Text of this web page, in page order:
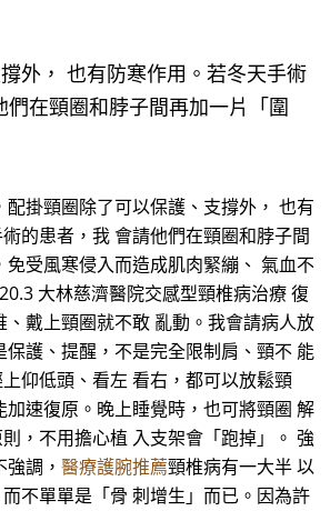
外， 也有防寒作用。若冬天手術
們在頸圈和脖子間再加一片「圍
配掛頸圈除了可以保護、支撐外， 也有
的患者，我 會請他們在頸圈和脖子間
免受風寒侵入而造成肌肉緊繃、 氣血不
大林慈濟醫院交感型頸椎病治療 復
、戴上頸圈就不敢 亂動。我會請病人放
保護、提醒，不是完全限制肩、頸不 能
仰低頭、看左 看右，都可以放鬆頸
加速復原。晚上睡覺時，也可將頸圈 解
，不用擔心植 入支架會「跑掉」。 強
調， 醫療護腕推薦頸椎病有一大半 以
不單單是「骨 刺增生」而已。因為許